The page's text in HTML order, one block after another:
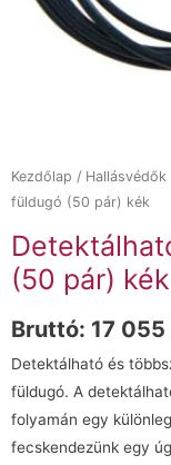
Kezdőlap / Hallásvédők
füldugó (50 pár) kék
(50 pár) kék
Bruttó: 17 055
Detektálható és
füldugó. A
folyamán egy
fecskendezünk egy